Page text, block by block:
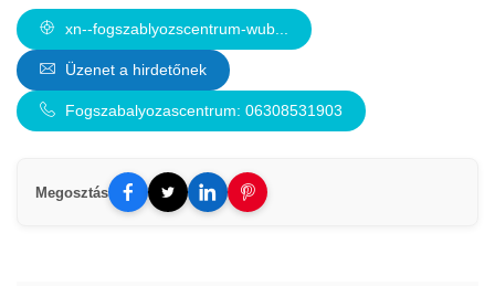
xn--fogszablyozscentrum-wub...
Üzenet a hirdetőnek
Fogszabalyozascentrum: 06308531903
Megosztás